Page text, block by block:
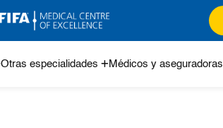
Otras especialidades Médicos y aseguradoras